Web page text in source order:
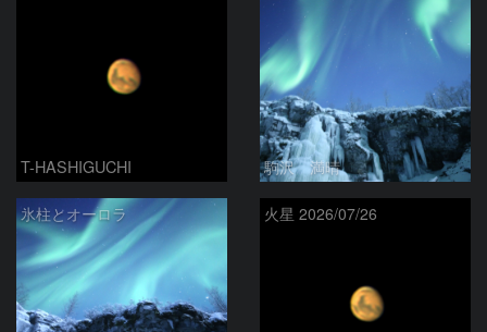
T-HASHIGUCHI 駒沢 満晴
氷柱とオーロラ 火星 2026/07/26